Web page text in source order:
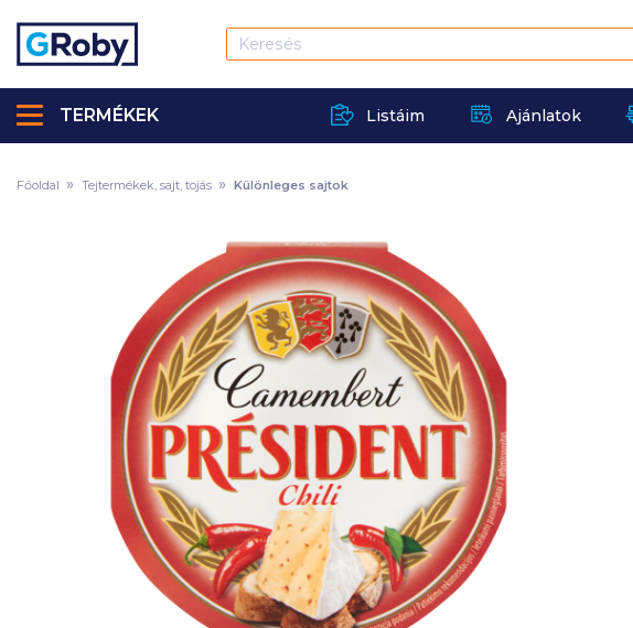
Listáim Ajánlatok
TERMÉKEK
Főoldal Tejtermékek, sajt, tojás Különleges sajtok